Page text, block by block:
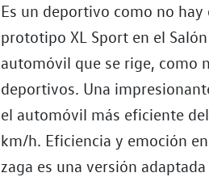
Es un deportivo como no
prototipo XL Sport en el
automóvil que se rige, como
deportivos. Una
el automóvil más eficiente
km/h. Eficiencia y emoción
zaga es una versión